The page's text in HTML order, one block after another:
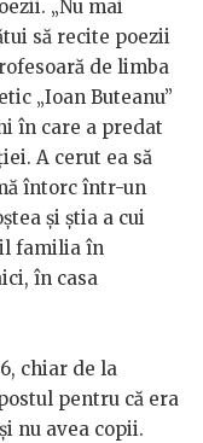
„Nu mai
să recite poezii
de limba
„Ioan Buteanu”
în care a predat
A cerut ea să
întorc într-un
și știa a cui
familia în
în casa
chiar de la
pentru că era
nu avea copii.